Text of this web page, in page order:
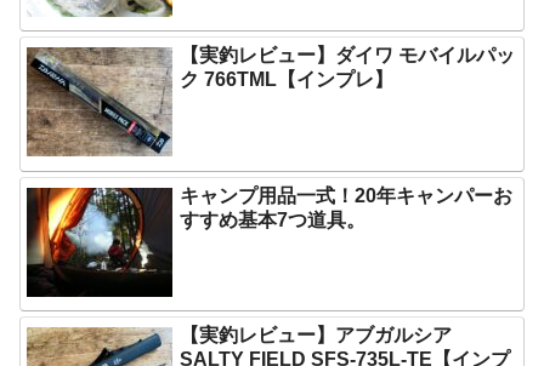
【実釣レビュー】ダイワ モバイルパッ
ク 766TML【インプレ】
キャンプ用品一式！20年キャンパーお
すすめ基本7つ道具。
【実釣レビュー】アブガルシア
SALTY FIELD SFS-735L-TE【インプ